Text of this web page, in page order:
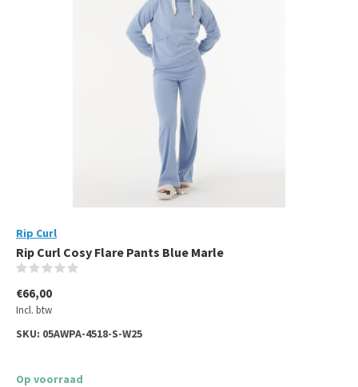
Rip Curl
Rip Curl Cosy Flare Pants Blue Marle
€66,00
Incl. btw
SKU: 05AWPA-4518-S-W25
Op voorraad